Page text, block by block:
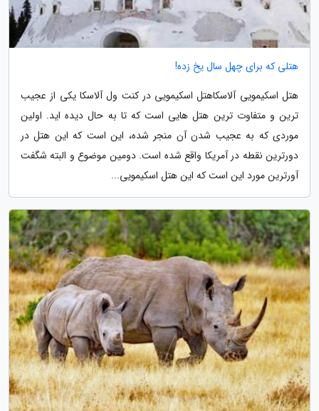
هتلی که برای چهل سال یخ زده!
هتل اسکیمویی آلاسکاهتل اسکیمویی در کنت ول آلاسکا یکی از عجیب
ترین و متفاوت ترین هتل هایی است که تا به حال دیده اید. اولین
موردی که به عجیب شدن آن منجر شده، این است که این هتل در
دورترین نقطه در آمریکا واقع شده است. دومین موضوع و البته شگفت
آورترین مورد این است که این هتل اسکیمویی...